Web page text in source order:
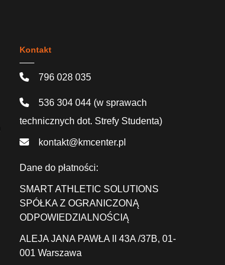
Kontakt
796 028 035
536 304 044 (w sprawach
technicznych dot. Strefy Studenta)
kontakt@kmcenter.pl
Dane do płatności:
SMART ATHLETIC SOLUTIONS
SPÓŁKA Z OGRANICZONĄ
ODPOWIEDZIALNOŚCIĄ
ALEJA JANA PAWŁA II 43A /37B, 01-
001 Warszawa